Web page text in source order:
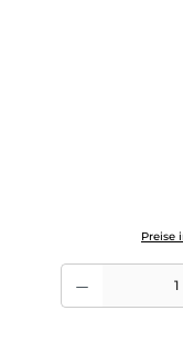
Preise
Produkt Anzahl: